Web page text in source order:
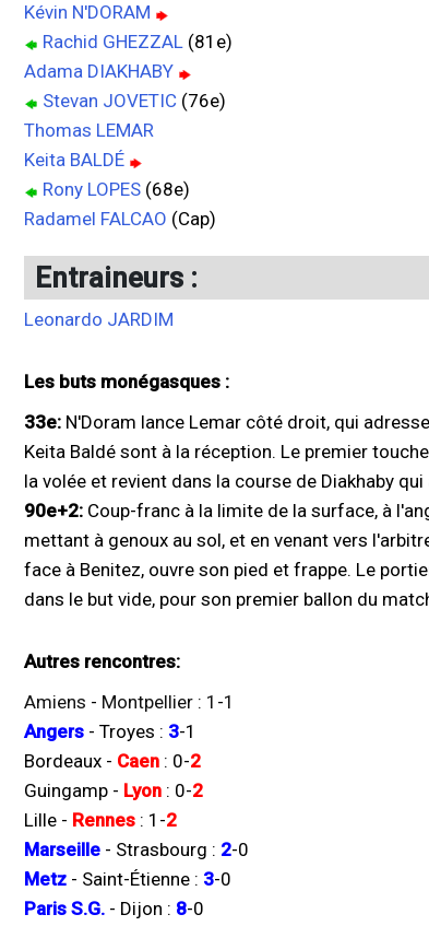
Kévin N'DORAM
Rachid GHEZZAL (81e)
Adama DIAKHABY
Stevan JOVETIC (76e)
Thomas LEMAR
Keita BALDÉ
Rony LOPES (68e)
Radamel FALCAO (Cap)
Entraineurs :
Leonardo JARDIM
Les buts monégasques :
33e: N'Doram lance Lemar côté droit, qui
Keita Baldé sont à la réception. Le premier
la volée et revient dans la course de Diakhaby
90e+2: Coup-franc à la limite de la surface, à
mettant à genoux au sol, et en venant vers
face à Benitez, ouvre son pied et frappe. Le
dans le but vide, pour son premier ballon du
Autres rencontres:
Amiens - Montpellier : 1 -1
Angers - Troyes : 3-1
Bordeaux - Caen : 0-2
Guingamp - Lyon : 0-2
Lille - Rennes : 1 -2
Marseille - Strasbourg : 2-0
Metz - Saint-Étienne : 3-0
Paris S.G. - Dijon : 8-0